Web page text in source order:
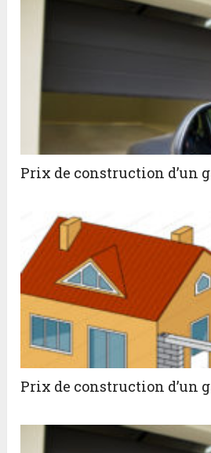
Prix de construction d’un
Prix de construction d’un